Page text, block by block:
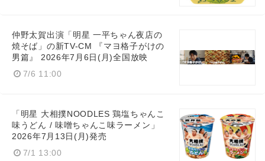
仲野太賀出演「明星 一平ちゃん夜店の
焼そば」の新TV-CM 『マヨ格子がけの
男篇』 2026年7月6日(月)全国放映
7/6 11:00
「明星 大相撲NOODLES 鶏塩ちゃんこ
味うどん / 味噌ちゃんこ味ラーメン」
2026年7月13日(月)発売
7/1 13:00